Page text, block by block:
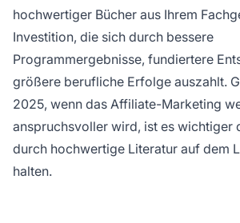
hochwertiger Bücher aus Ihrem
Investition, die sich durch bessere
Programmergebnisse, fundiertere
größere berufliche Erfolge auszahlt.
2025, wenn das Affiliate-Marketing
anspruchsvoller wird, ist es wichtiger
durch hochwertige Literatur auf dem
halten.